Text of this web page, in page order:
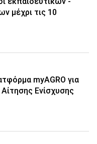
μέχρι τις 10
myAGRO για
Ενίσχυσης